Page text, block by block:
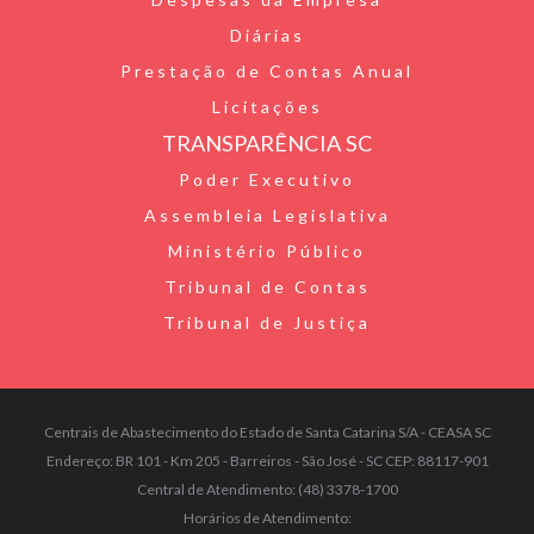
Diárias
Prestação de Contas Anual
Licitações
TRANSPARÊNCIA SC
Poder Executivo
Assembleia Legislativa
Ministério Público
Tribunal de Contas
Tribunal de Justiça
Centrais de Abastecimento do Estado de Santa Catarina S/A - CEASA SC
Endereço: BR 101 - Km 205 - Barreiros - São José - SC CEP: 88117-901
Central de Atendimento: (48) 3378-1700
Horários de Atendimento: